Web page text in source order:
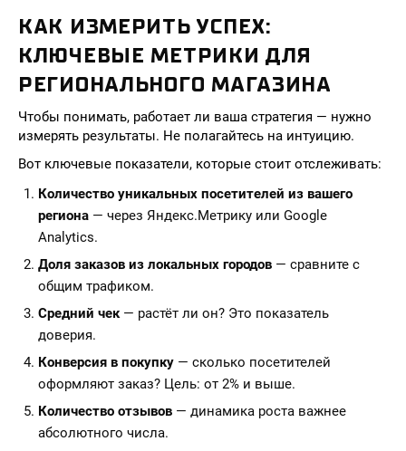
КАК ИЗМЕРИТЬ УСПЕХ:
КЛЮЧЕВЫЕ МЕТРИКИ ДЛЯ
РЕГИОНАЛЬНОГО МАГАЗИНА
Чтобы понимать, работает ли ваша стратегия — нужно
измерять результаты. Не полагайтесь на интуицию.
Вот ключевые показатели, которые стоит отслеживать:
Количество уникальных посетителей из вашего
региона — через Яндекс.Метрику или Google
Analytics.
Доля заказов из локальных городов — сравните с
общим трафиком.
Средний чек— растёт ли он? Это показатель
доверия.
Конверсия в покупку — сколько посетителей
оформляют заказ? Цель: от 2% и выше.
Количество отзывов — динамика роста важнее
абсолютного числа.